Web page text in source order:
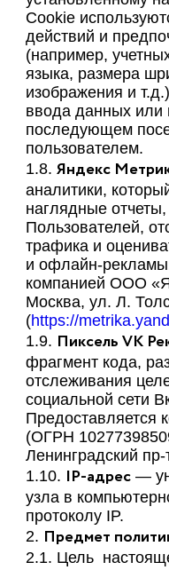
Cookie
действий и
(например,
языка, размера
изображения и
ввода данных или
последующем
пользователем.
1.8. Яндекс
аналитики,
наглядные
Пользователей,
трафика и
и офлайн-
компанией ООО
Москва, ул. Л.
(https://
1.9. ПиксельVK
фрагмент кода,
отслеживания
социальной сети
(ОГРН
Ленинградский
1.10. IP-адрес —
узла в
протоколу IP.
2. Предмет
2.1. Цель